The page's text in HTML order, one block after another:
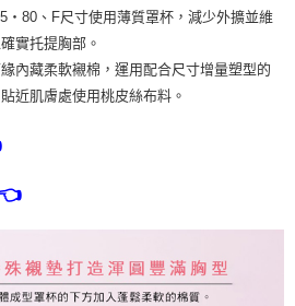
・80、F尺寸使用薄質罩杯，減少外擴並維
實托提胸部。
內藏柔軟襯棉，運用配合尺寸增量塑型的
近肌膚處使用桃皮絲布料。